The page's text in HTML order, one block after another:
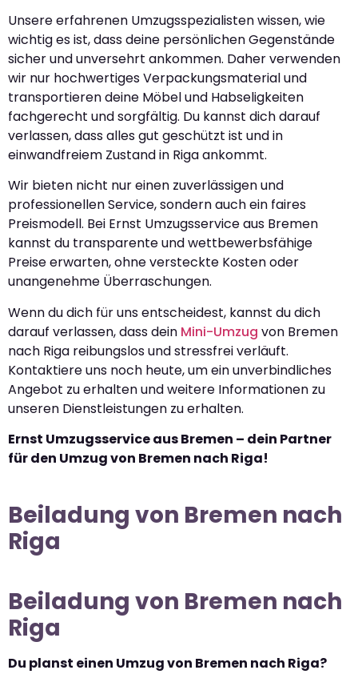
Unsere erfahrenen Umzugsspezialisten wissen, wie
wichtig es ist, dass deine persönlichen Gegenstände
sicher und unversehrt ankommen. Daher verwenden
wir nur hochwertiges Verpackungsmaterial und
transportieren deine Möbel und Habseligkeiten
fachgerecht und sorgfältig. Du kannst dich darauf
verlassen, dass alles gut geschützt ist und in
einwandfreiem Zustand in Riga ankommt.
Wir bieten nicht nur einen zuverlässigen und
professionellen Service, sondern auch ein faires
Preismodell. Bei Ernst Umzugsservice aus Bremen
kannst du transparente und wettbewerbsfähige
Preise erwarten, ohne versteckte Kosten oder
unangenehme Überraschungen.
Wenn du dich für uns entscheidest, kannst du dich
darauf verlassen, dass dein Mini-Umzug von Bremen
nach Riga reibungslos und stressfrei verläuft.
Kontaktiere uns noch heute, um ein unverbindliches
Angebot zu erhalten und weitere Informationen zu
unseren Dienstleistungen zu erhalten.
Ernst Umzugsservice aus Bremen – dein Partner
für den Umzug von Bremen nach Riga!
Beiladung von Bremen nach
Riga
Beiladung von Bremen nach
Riga
Du planst einen Umzug von Bremen nach Riga?